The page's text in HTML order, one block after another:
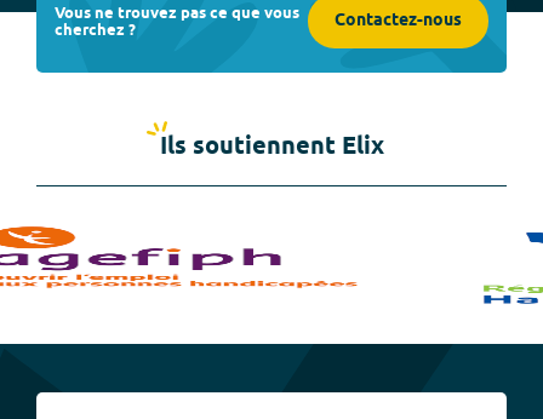
Vous ne trouvez pas ce que vous
cherchez ? Contactez-nous
Ils soutiennent Elix